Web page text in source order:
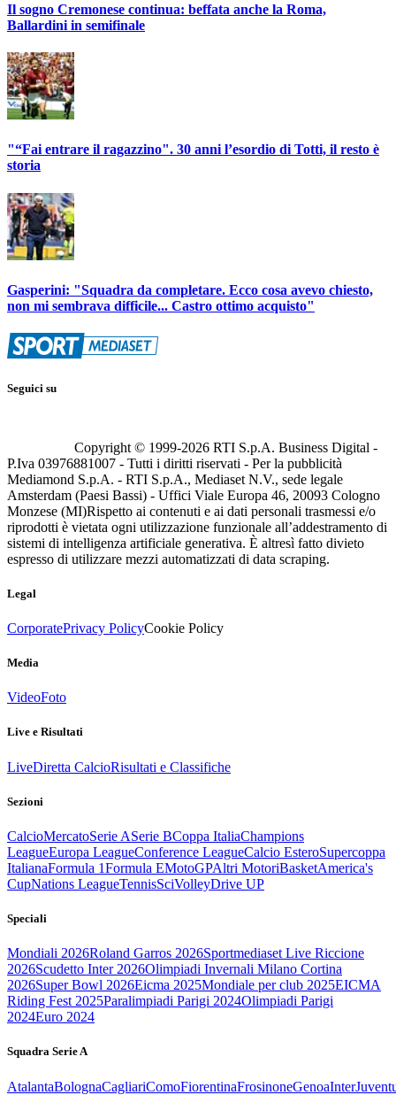
Il sogno Cremonese continua: beffata anche la Roma,
Ballardini in semifinale
"“Fai entrare il ragazzino". 30 anni l’esordio di Totti, il resto è
storia
Gasperini: "Squadra da completare. Ecco cosa avevo chiesto,
non mi sembrava difficile... Castro ottimo acquisto"
Seguici su
Copyright © 1999-2026 RTI S.p.A. Business Digital -
P.Iva 03976881007 - Tutti i diritti riservati - Per la pubblicità
Mediamond S.p.A. - RTI S.p.A., Mediaset N.V., sede legale
Amsterdam (Paesi Bassi) - Uffici Viale Europa 46, 20093 Cologno
Monzese (MI)Rispetto ai contenuti e ai dati personali trasmessi e/o
riprodotti è vietata ogni utilizzazione funzionale all’addestramento di
sistemi di intelligenza artificiale generativa. È altresì fatto divieto
espresso di utilizzare mezzi automatizzati di data scraping.
Legal
CorporatePrivacy PolicyCookie Policy
Media
VideoFoto
Live e Risultati
LiveDiretta CalcioRisultati e Classifiche
Sezioni
CalcioMercatoSerie ASerie BCoppa ItaliaChampions
LeagueEuropa LeagueConference LeagueCalcio EsteroSupercoppa
ItalianaFormula 1Formula EMotoGPAltri MotoriBasketAmerica's
CupNations LeagueTennisSciVolleyDrive UP
Speciali
Mondiali 2026Roland Garros 2026Sportmediaset Live Riccione
2026Scudetto Inter 2026Olimpiadi Invernali Milano Cortina
2026Super Bowl 2026Eicma 2025Mondiale per club 2025EICMA
Riding Fest 2025Paralimpiadi Parigi 2024Olimpiadi Parigi
2024Euro 2024
Squadra Serie A
AtalantaBolognaCagliariComoFiorentinaFrosinoneGenoaInter